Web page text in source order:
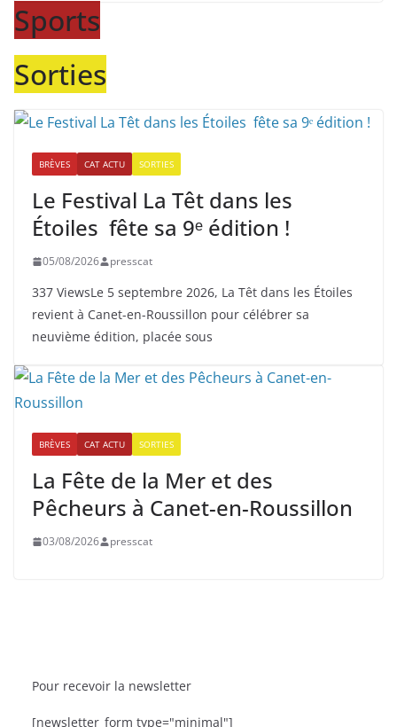
Sports
Sorties
BRÈVES CAT ACTU SORTIES
Le Festival La Têt dans les
Étoiles fête sa 9ᵉ édition !
05/08/2026 presscat
337 ViewsLe 5 septembre 2026, La Têt dans les Étoiles
revient à Canet-en-Roussillon pour célébrer sa
neuvième édition, placée sous
BRÈVES CAT ACTU SORTIES
La Fête de la Mer et des
Pêcheurs à Canet-en-Roussillon
03/08/2026 presscat
Pour recevoir la newsletter
[newsletter_form type="minimal"]